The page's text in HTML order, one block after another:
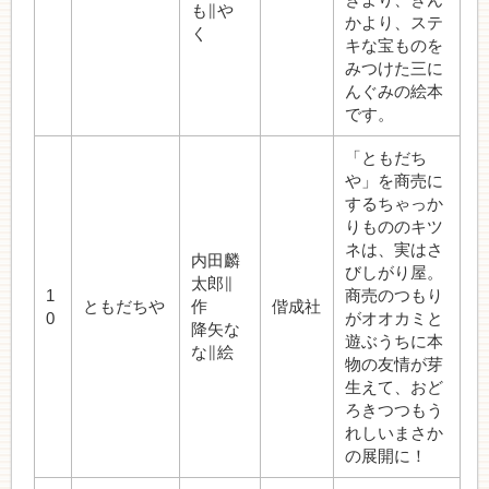
も∥や
く
かより、ステ
キな宝ものを
みつけた三に
んぐみの絵本
です。
1
0
ともだちや
内田麟
太郎∥
作
降矢な
な∥絵
偕成社
「ともだち
や」を商売に
するちゃっか
りもののキツ
ネは、実はさ
びしがり屋。
商売のつもり
がオオカミと
遊ぶうちに本
物の友情が芽
生えて、おど
ろきつつもう
れしいまさか
の展開に！